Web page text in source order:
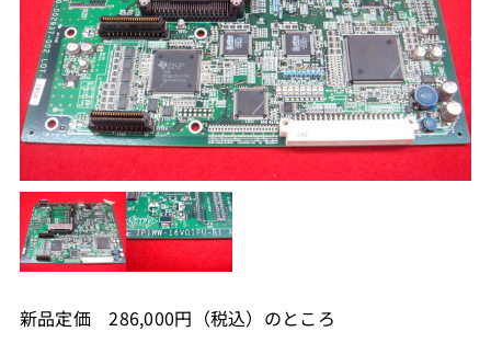
新品定価 286,000円（税込）のところ